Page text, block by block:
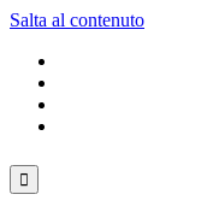
Salta al contenuto